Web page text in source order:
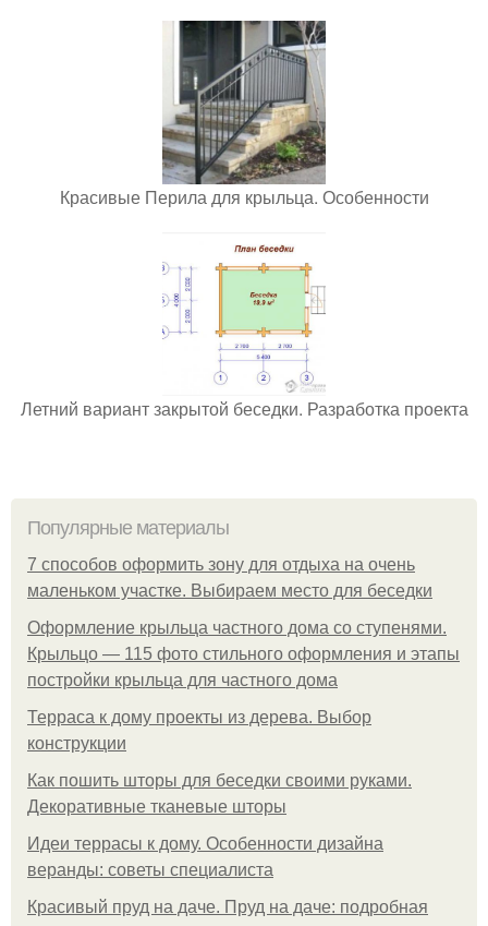
Красивые Перила для крыльца. Особенности
Летний вариант закрытой беседки. Разработка проекта
Популярные материалы
7 способов оформить зону для отдыха на очень
маленьком участке. Выбираем место для беседки
Оформление крыльца частного дома со ступенями.
Крыльцо — 115 фото стильного оформления и этапы
постройки крыльца для частного дома
Терраса к дому проекты из дерева. Выбор
конструкции
Как пошить шторы для беседки своими руками.
Декоративные тканевые шторы
Идеи террасы к дому. Особенности дизайна
веранды: советы специалиста
Красивый пруд на даче. Пруд на даче: подробная